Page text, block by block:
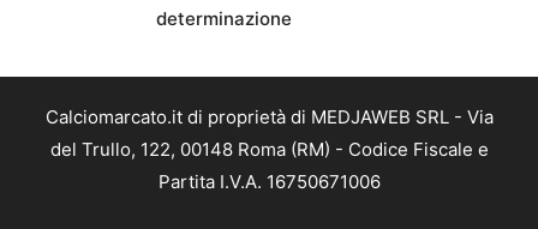
determinazione
Calciomarcato.it di proprietà di MEDJAWEB SRL - Via
del Trullo, 122, 00148 Roma (RM) - Codice Fiscale e
Partita I.V.A. 16750671006